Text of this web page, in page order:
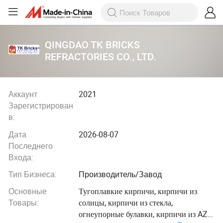
QINGDAO TK BRICKS
REFRACTORIES CO., LTD.
Аккаунт
Зарегистрирован
в:
2021
Дата
Последнего
Входа:
2026-08-07
Тип Бизнеса:
Производитель/Завод
Основные
Товары:
Тугоплавкие кирпичи, кирпичи из
солицы, кирпичи из стекла,
огнеупорные булавки, кирпичи из AZS,